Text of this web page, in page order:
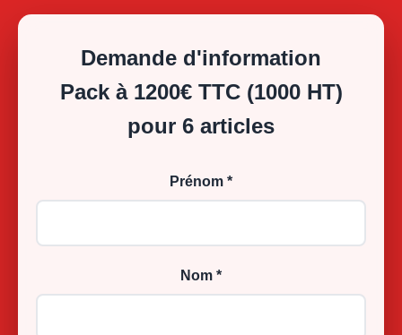
Demande d'information
Pack à 1200€ TTC (1000 HT)
pour 6 articles
Prénom *
Nom *